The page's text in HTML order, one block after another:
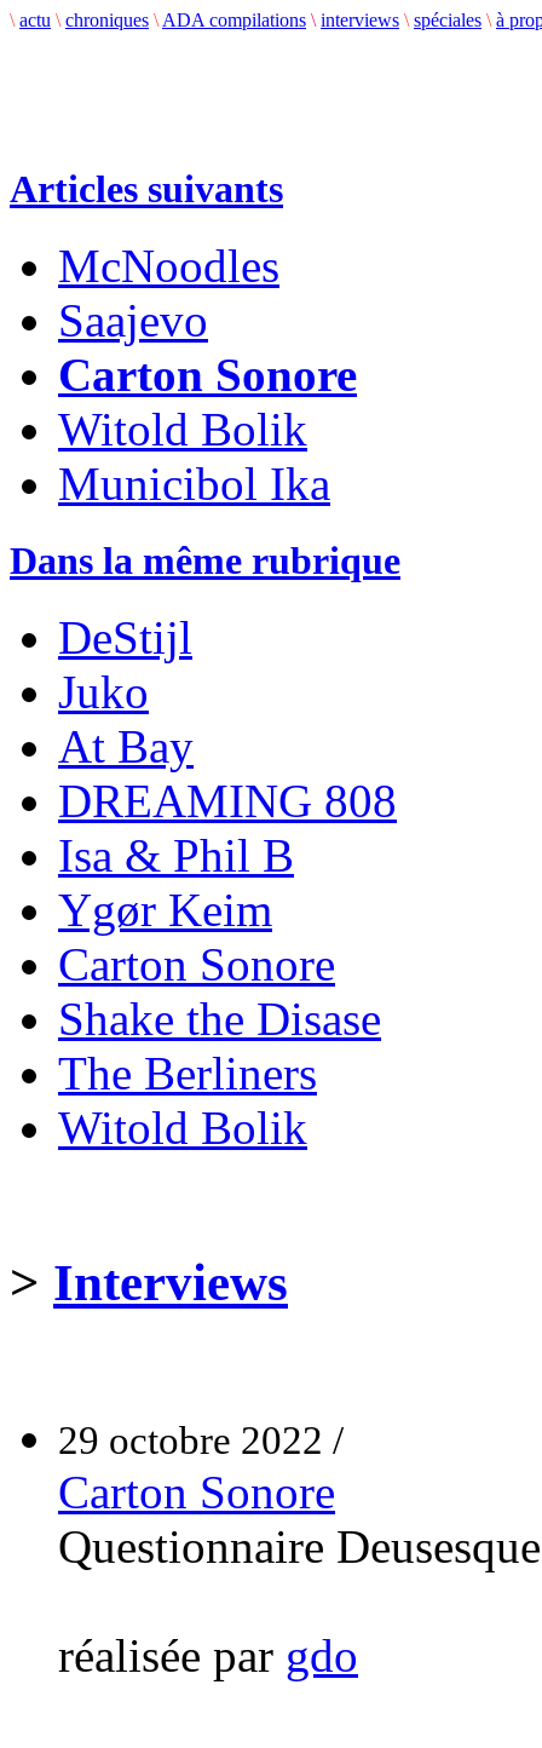
\ actu \ chroniques \ ADA compilations \ interviews \ spéciales \ à
Articles suivants
McNoodles
Saajevo
Carton Sonore
Witold Bolik
Municibol Ika
Dans la même rubrique
DeStijl
Juko
At Bay
DREAMING 808
Isa & Phil B
Ygør Keim
Carton Sonore
Shake the Disase
The Berliners
Witold Bolik
> Interviews
29 octobre 2022 /
Carton Sonore
Questionnaire Deusesque
réalisée par gdo